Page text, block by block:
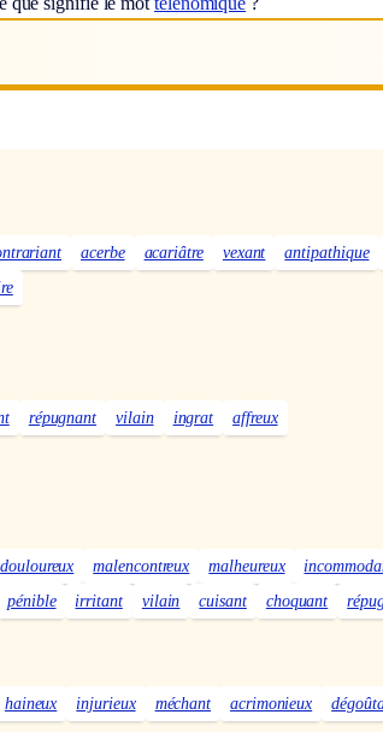
acerbe acariâtre vexant antipathique
répugnant vilain ingrat affreux
douloureux malencontreux malheureux
pénible irritant vilain cuisant choquant
haineux injurieux méchant acrimonieux